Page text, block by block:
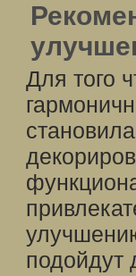
Для того
подойдут